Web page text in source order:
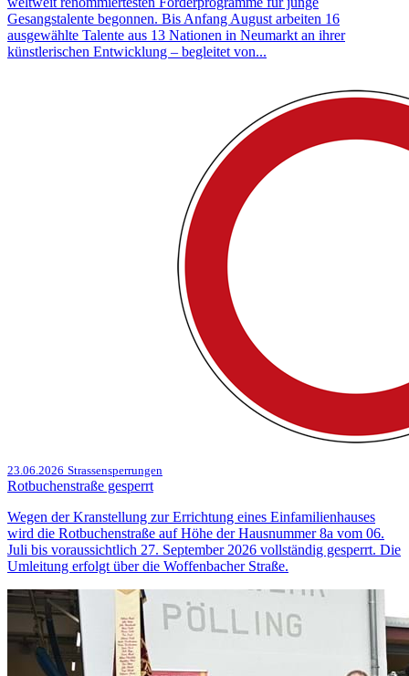
Gesangstalente begonnen. Bis Anfang August arbeiten 16
ausgewählte Talente aus 13 Nationen in Neumarkt an ihrer
künstlerischen Entwicklung – begleitet von...
23.06.2026 Strassensperrungen
Rotbuchenstraße gesperrt
Wegen der Kranstellung zur Errichtung eines Einfamilienhauses
wird die Rotbuchenstraße auf Höhe der Hausnummer 8a vom 06.
Juli bis voraussichtlich 27. September 2026 vollständig gesperrt. Die
Umleitung erfolgt über die Woffenbacher Straße.